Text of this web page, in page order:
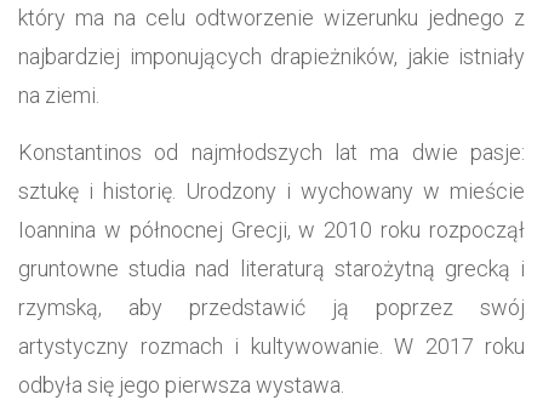
który ma na celu odtworzenie wizerunku jednego z
najbardziej imponujących drapieżników, jakie istniały
na ziemi.
Konstantinos od najmłodszych lat ma dwie pasje:
sztukę i historię. Urodzony i wychowany w mieście
Ioannina w północnej Grecji, w 2010 roku rozpoczął
gruntowne studia nad literaturą starożytną grecką i
rzymską, aby przedstawić ją poprzez swój
artystyczny rozmach i kultywowanie. W 2017 roku
odbyła się jego pierwsza wystawa.